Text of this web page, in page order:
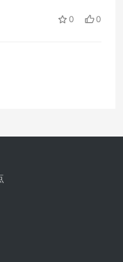
4月,四川中国移动
0 0